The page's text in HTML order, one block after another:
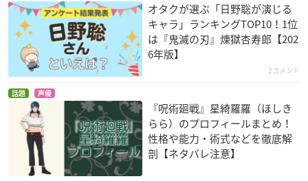
オタクが選ぶ「日野聡が演じる
キャラ」ランキングTOP10！1位
は『鬼滅の刃』煉󠄁獄杏寿郎【202
6年版】
2コメント
話題 声優
『呪術廻戦』星綺羅羅（ほしき
らら）のプロフィールまとめ！
性格や能力・術式などを徹底解
剖【ネタバレ注意】